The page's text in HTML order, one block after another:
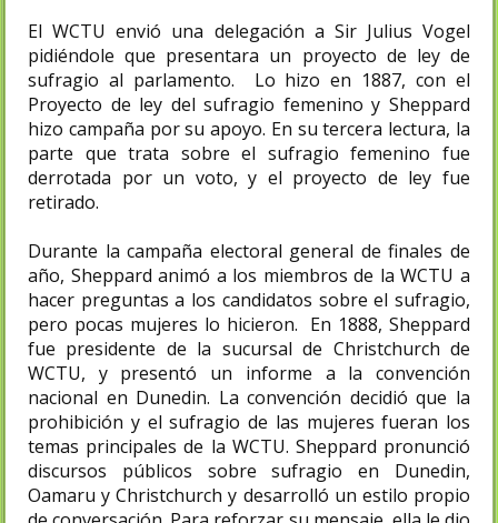
El WCTU envió una delegación a Sir Julius Vogel
pidiéndole que presentara un proyecto de ley de
sufragio al parlamento. Lo hizo en 1887, con el
Proyecto de ley del sufragio femenino y Sheppard
hizo campaña por su apoyo. En su tercera lectura, la
parte que trata sobre el sufragio femenino fue
derrotada por un voto, y el proyecto de ley fue
retirado.
Durante la campaña electoral general de finales de
año, Sheppard animó a los miembros de la WCTU a
hacer preguntas a los candidatos sobre el sufragio,
pero pocas mujeres lo hicieron. En 1888, Sheppard
fue presidente de la sucursal de Christchurch de
WCTU, y presentó un informe a la convención
nacional en Dunedin. La convención decidió que la
prohibición y el sufragio de las mujeres fueran los
temas principales de la WCTU. Sheppard pronunció
discursos públicos sobre sufragio en Dunedin,
Oamaru y Christchurch y desarrolló un estilo propio